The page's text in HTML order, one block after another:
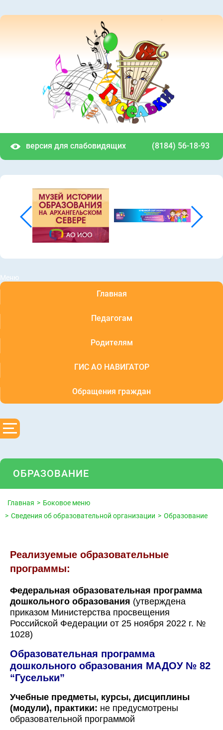
версия для слабовидящих (8184) 56-18-93
Меню
Главная
Педагогам
Родителям
ГИС АО НАВИГАТОР
Обращения граждан
ОБРАЗОВАНИЕ
Главная
Боковое меню
Сведения об образовательной организации
Образование
Реализуемые образовательные
программы:
Федеральная образовательная программа
дошкольного образования (утверждена
приказом Министерства просвещения
Российской Федерации от 25 ноября 2022 г. №
1028)
Образовательная программа
дошкольного образования МАДОУ № 82
“Гусельки”
Учебные предметы, курсы, дисциплины
(модули), практики: не предусмотрены
образовательной программой